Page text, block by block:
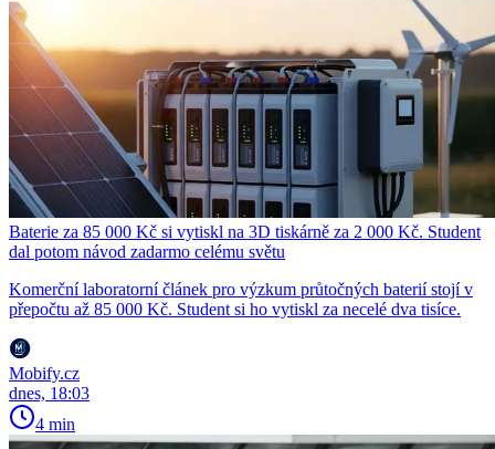
Baterie za 85 000 Kč si vytiskl na 3D tiskárně za 2 000 Kč. Student
dal potom návod zadarmo celému světu
Komerční laboratorní článek pro výzkum průtočných baterií stojí v
přepočtu až 85 000 Kč. Student si ho vytiskl za necelé dva tisíce.
Mobify.cz
dnes, 18:03
4 min